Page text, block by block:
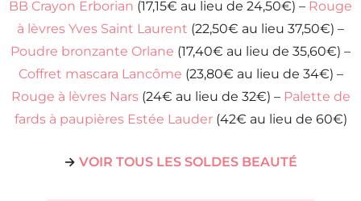
BB Crayon Erborian (17,15€ au lieu de 24,50€) – Rouge
à lèvres Yves Saint Laurent (22,50€ au lieu 37,50€) –
Poudre bronzante Orlane (17,40€ au lieu de 35,60€) –
Coffret mascara Lancôme (23,80€ au lieu de 34€) –
Rouge à lèvres Nars(24€ au lieu de 32€) – Palette de
fards à paupières Estée Lauder(42€ au lieu de 60€)
→ VOIR TOUS LES SOLDES BEAUTÉ